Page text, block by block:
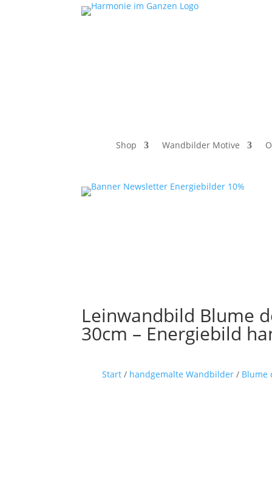
Shop Wandbilder Motive
Leinwandbild Blume
30cm – Energiebild
Start / handgemalte Wandbilder / Blume